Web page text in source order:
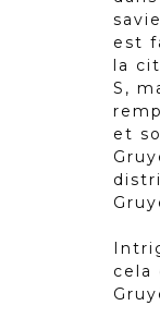
est
la
S,
et
cela